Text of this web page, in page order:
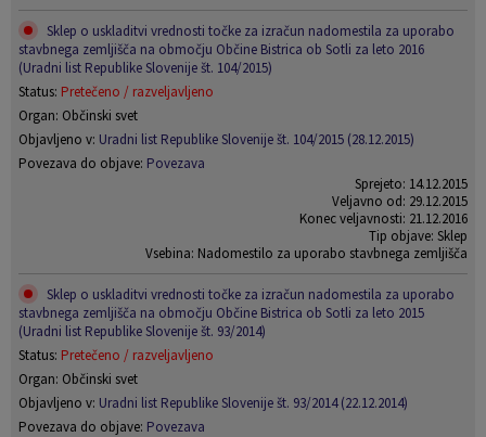
Sklep o uskladitvi vrednosti točke za izračun nadomestila za uporabo
stavbnega zemljišča na območju Občine Bistrica ob Sotli za leto 2016
(Uradni list Republike Slovenije št. 104/2015)
Status: Pretečeno / razveljavljeno
Organ: Občinski svet
Objavljeno v: Uradni list Republike Slovenije št. 104/2015 (28.12.2015)
Povezava do objave: Povezava
Sprejeto: 14.12.2015
Veljavno od: 29.12.2015
Konec veljavnosti: 21.12.2016
Tip objave: Sklep
Vsebina: Nadomestilo za uporabo stavbnega zemljišča
Sklep o uskladitvi vrednosti točke za izračun nadomestila za uporabo
stavbnega zemljišča na območju Občine Bistrica ob Sotli za leto 2015
(Uradni list Republike Slovenije št. 93/2014)
Status: Pretečeno / razveljavljeno
Organ: Občinski svet
Objavljeno v: Uradni list Republike Slovenije št. 93/2014 (22.12.2014)
Povezava do objave: Povezava